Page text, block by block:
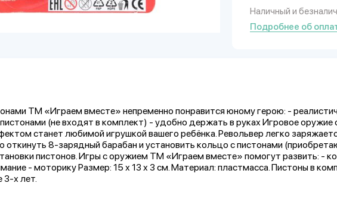
Наличный и
Подробнее об
ТМ «Играем вместе» непременно понравится юному герою: -
(не входят в комплект) - удобно держать в руках Игровое оружие
станет любимой игрушкой вашего ребёнка. Револьвер легко
откинуть 8-зарядный барабан и установить кольцо с пистонами
пистонов. Игры с оружием ТМ «Играем вместе» помогут развить: -
- моторику Размер: 15 х 13 х 3 см. Материал: пластмасса. Пистоны в
х лет.